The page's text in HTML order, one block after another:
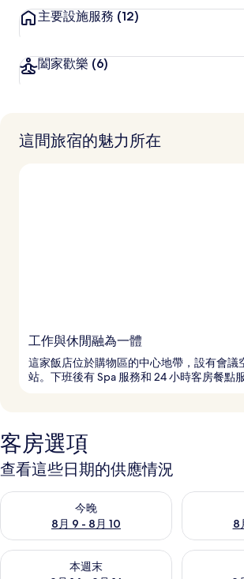
主要設施服務 (12)
闔家歡樂 (6)
這間旅宿的魅力所在
工作與休閒融為一體
這家飯店位於購物區的中心地帶，設有會議
站。下班後有 Spa 服務和 24 小時客房餐點
客房選項
查看這些日期的供應情況
今晚
8月 9 - 8月 10
查看今晚 (8月 9 - 8月 10) 的供應情況
8
查看明天
本週末
查看本週末 (8月 14 - 8月 16) 的供應情況
查看下週